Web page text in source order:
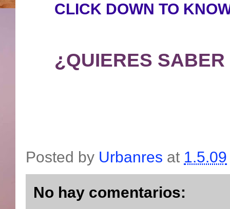
CLICK DOWN TO
¿QUIERES
Posted by Urbanres at 1.5.09
No hay comentarios: